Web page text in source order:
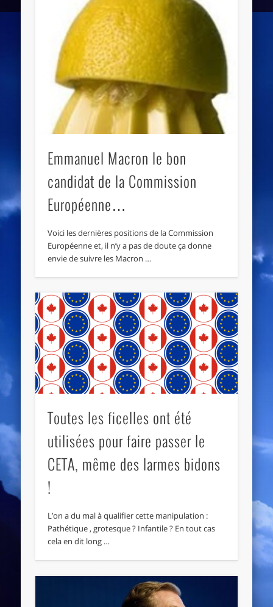
Emmanuel Macron le bon
candidat de la Commission
Européenne…
Voici les dernières positions de la Commission
Européenne et, il n’y a pas de doute ça donne
envie de suivre les Macron …
Toutes les ficelles ont été
utilisées pour faire passer le
CETA, même des larmes bidons
!
L’on a du mal à qualifier cette manipulation :
Pathétique , grotesque ? Infantile ? En tout cas
cela en dit long …